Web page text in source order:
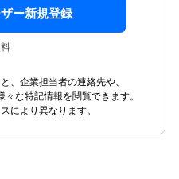
ー新規登録
、企業担当者の連絡先や、
な特記情報を閲覧できます。
により異なります。